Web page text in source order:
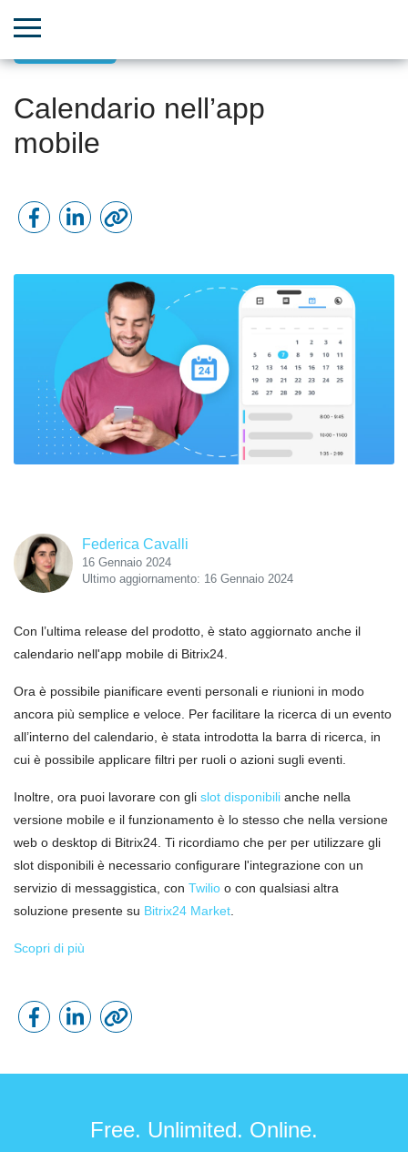
Calendario nell’app
mobile
Federica Cavalli
16 Gennaio 2024
Ultimo aggiornamento: 16 Gennaio 2024
Con l’ultima release del prodotto, è stato aggiornato anche il
calendario nell'app mobile di Bitrix24.
Ora è possibile pianificare eventi personali e riunioni in modo
ancora più semplice e veloce. Per facilitare la ricerca di un evento
all’interno del calendario, è stata introdotta la barra di ricerca, in
cui è possibile applicare filtri per ruoli o azioni sugli eventi.
Inoltre, ora puoi lavorare con gli slot disponibili anche nella
versione mobile e il funzionamento è lo stesso che nella versione
web o desktop di Bitrix24. Ti ricordiamo che per per utilizzare gli
slot disponibili è necessario configurare l'integrazione con un
servizio di messaggistica, con Twilio o con qualsiasi altra
soluzione presente su Bitrix24 Market
Scopri di più
Free. Unlimited. Online.